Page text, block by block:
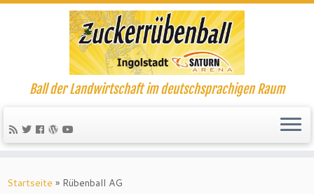
Ball der Landwirtschaft im deutschsprachigen Raum
Startseite » Rübenball AG